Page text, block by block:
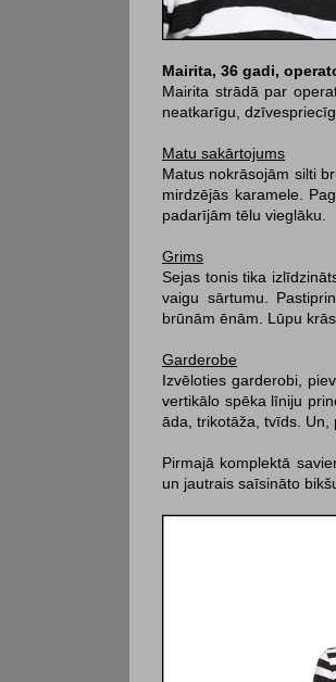
Mairita, 36 gadi,
Mairita strādā par
neatkarīgu,
Matu sakārtojums
Matus nokrā­sojām silti
mirdzējās karamele.
padarījām tēlu vieglāku.
Grims
Sejas tonis tika
vaigu sārtumu.
brūnām ēnām. Lūpu
Garderobe
Izvēloties garderobi,
vertikālo spēka līniju
āda, trikotāža, tvīds. Un,
Pirmajā komplektā
un jautrais saīsināto